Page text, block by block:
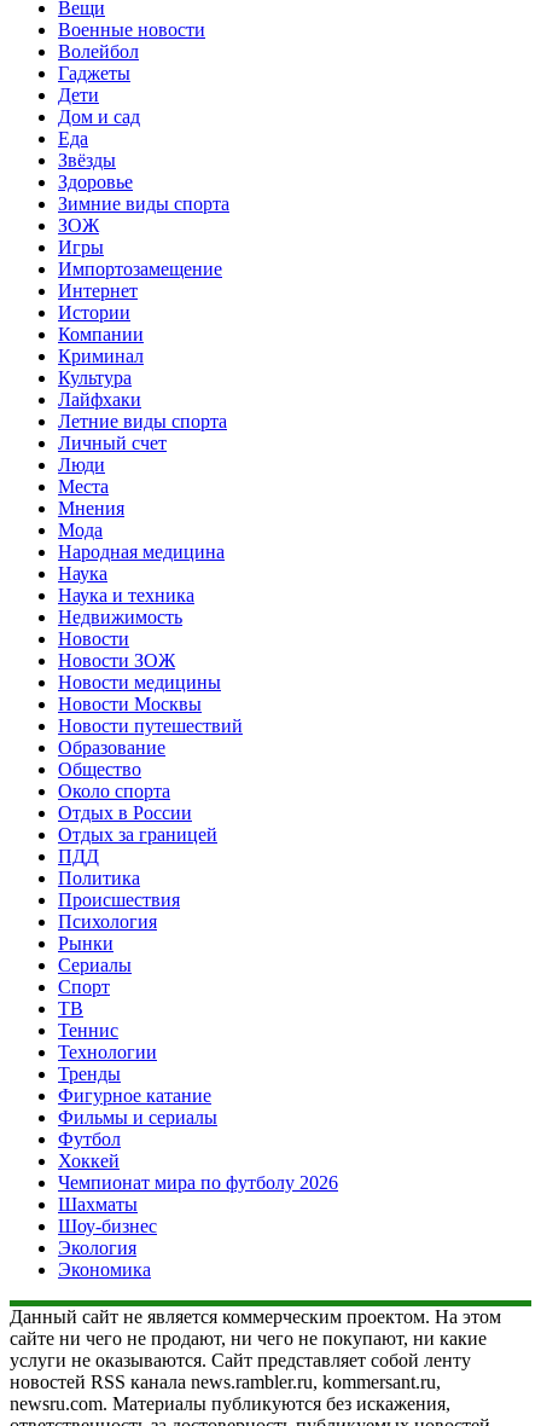
Вещи
Военные новости
Волейбол
Гаджеты
Дети
Дом и сад
Еда
Звёзды
Здоровье
Зимние виды спорта
ЗОЖ
Игры
Импортозамещение
Интернет
Истории
Компании
Криминал
Культура
Лайфхаки
Летние виды спорта
Личный счет
Люди
Места
Мнения
Мода
Народная медицина
Наука
Наука и техника
Недвижимость
Новости
Новости ЗОЖ
Новости медицины
Новости Москвы
Новости путешествий
Образование
Общество
Около спорта
Отдых в России
Отдых за границей
ПДД
Политика
Происшествия
Психология
Рынки
Сериалы
Спорт
ТВ
Теннис
Технологии
Тренды
Фигурное катание
Фильмы и сериалы
Футбол
Хоккей
Чемпионат мира по футболу 2026
Шахматы
Шоу-бизнес
Экология
Экономика
Данный сайт не является коммерческим проектом. На этом
сайте ни чего не продают, ни чего не покупают, ни какие
услуги не оказываются. Сайт представляет собой ленту
новостей RSS канала news.rambler.ru, kommersant.ru,
newsru.com. Материалы публикуются без искажения,